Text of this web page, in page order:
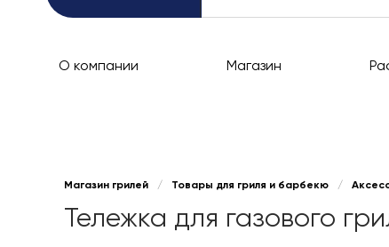
О компании Магазин
Магазин грилей / Товары для гриля и барбекю /
Тележка для газового